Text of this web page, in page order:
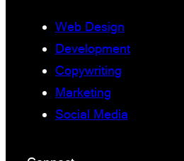
Web Design
Development
Copywriting
Marketing
Social Media